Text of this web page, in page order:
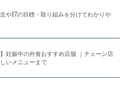
や17の目標・取り組みを分けてわかりや
】妊娠中の外食おすすめ店舗 ｜チェーン店
いメニューまで